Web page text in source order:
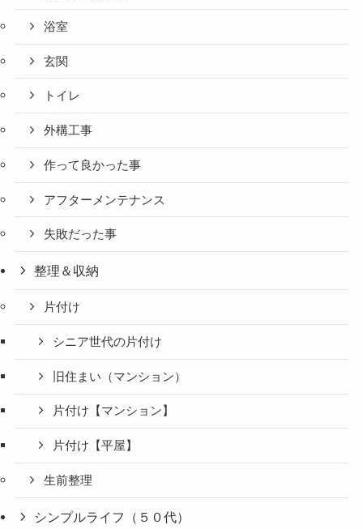
浴室
玄関
トイレ
外構工事
作って良かった事
アフターメンテナンス
失敗だった事
整理＆収納
片付け
シニア世代の片付け
旧住まい（マンション）
片付け【マンション】
片付け【平屋】
生前整理
シンプルライフ（５０代）